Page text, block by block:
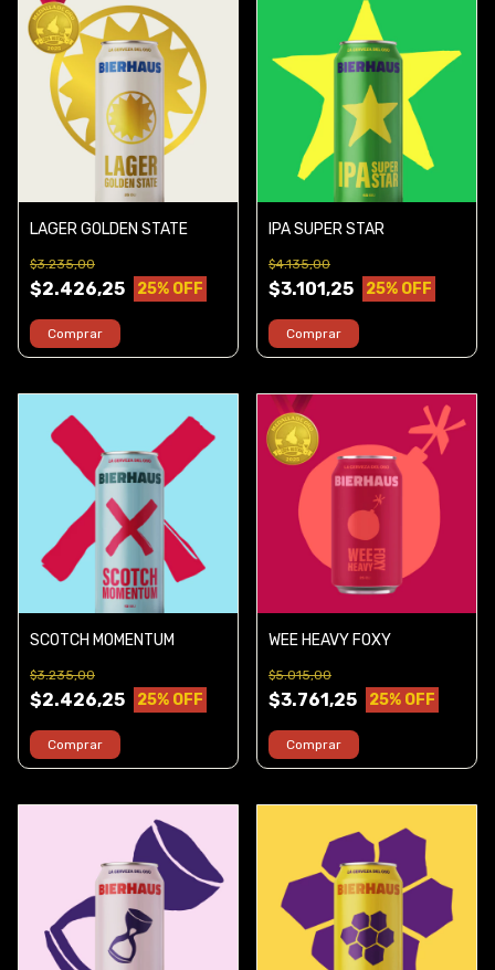
LAGER GOLDEN STATE
$2.426,25
$3.235,00
25% OFF
Comprar
IPA SUPER STAR
$3.101,25
$4.135,00
25% OFF
Comprar
SCOTCH MOMENTUM
$2.426,25
$3.235,00
25% OFF
Comprar
WEE HEAVY FOXY
$3.761,25
$5.015,00
25% OFF
Comprar